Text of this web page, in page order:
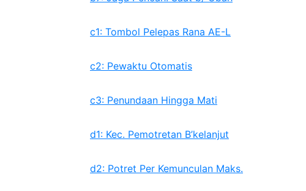
c1: Tombol Pelepas Rana AE-L
c2: Pewaktu Otomatis
c3: Penundaan Hingga Mati
d1: Kec. Pemotretan B’kelanjut
d2: Potret Per Kemunculan Maks.